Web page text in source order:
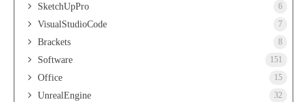
SketchUpPro 6
VisualStudioCode 7
Brackets 8
Software 151
Office 15
UnrealEngine 32